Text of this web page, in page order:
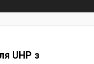
UHP з